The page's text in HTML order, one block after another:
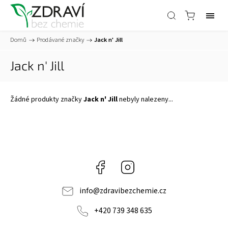
Domů / Prodávané značky / Jack n' Jill
Jack n' Jill
Žádné produkty značkyJack n' Jillnebyly nalezeny...
Facebook
info@zdravibezchemie.cz
+420 739 348 635